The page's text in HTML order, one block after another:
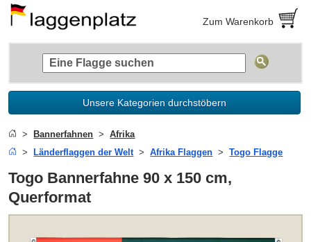
Zum Warenkorb
Unsere Kategorien durchstöbern
Bannerfahnen
Afrika
Länderflaggen der Welt
Afrika Flaggen Togo Flagge
Togo Bannerfahne 90 x 150 cm,
Querformat